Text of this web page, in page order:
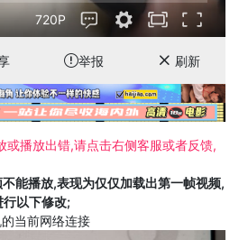
720P
举报 刷新
或播放出错,请点击右侧客服或者反馈,
能播放,表现为仅仅加载出第一帧视频,
行以下修改;
当前网络连接